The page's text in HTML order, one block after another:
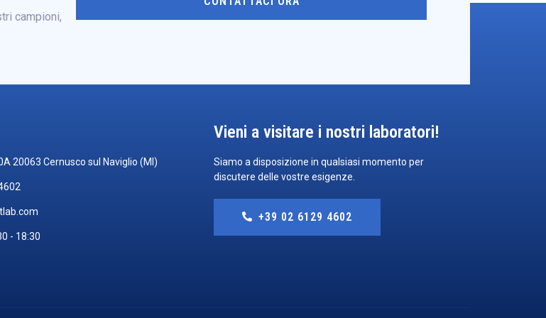
campioni,
20063 Cernusco sul Naviglio (MI)
- 18:30
Vieni a visitare i nostri laboratori!
Siamo a disposizione in qualsiasi momento per
discutere delle vostre esigenze.
+39 02 6129 4602